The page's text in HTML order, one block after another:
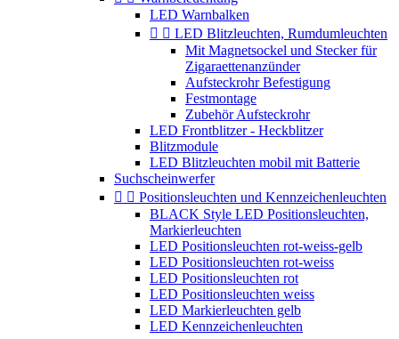
LED Warnbalken
  LED Blitzleuchten, Rumdumleuchten
Mit Magnetsockel und Stecker für
Zigaraettenanzünder
Aufsteckrohr Befestigung
Festmontage
Zubehör Aufsteckrohr
LED Frontblitzer - Heckblitzer
Blitzmodule
LED Blitzleuchten mobil mit Batterie
Suchscheinwerfer
  Positionsleuchten und Kennzeichenleuchten
BLACK Style LED Positionsleuchten,
Markierleuchten
LED Positionsleuchten rot-weiss-gelb
LED Positionsleuchten rot-weiss
LED Positionsleuchten rot
LED Positionsleuchten weiss
LED Markierleuchten gelb
LED Kennzeichenleuchten